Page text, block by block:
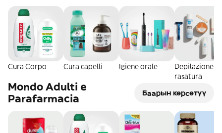
Cura Corpo Cura capelli Igiene orale
Depilazione e
rasatura
Mondo Adulti e
Parafarmacia
Баарын көрсөтүү